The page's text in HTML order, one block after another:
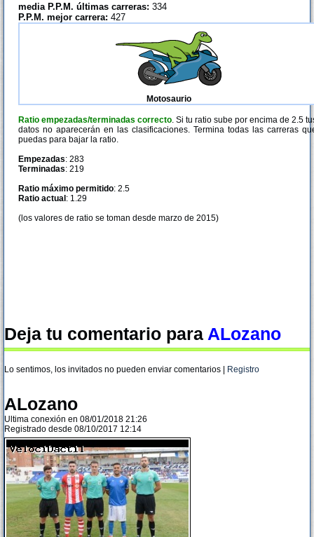
media P.P.M. últimas carreras: 334
P.P.M. mejor carrera: 427
Motosaurio
Ratio empezadas/terminadas correcto. Si tu ratio sube por encima de 2.5
datos no aparecerán en las clasificaciones. Termina todas las carreras
puedas para bajar la ratio.
Empezadas: 283
Terminadas: 219
Ratio máximo permitido: 2.5
Ratio actual : 1.29
(los valores de ratio se toman desde marzo de 2015)
Deja tu comentario para ALozano
Lo sentimos, los invitados no pueden enviar comentarios | Registro
ALozano
Ultima conexión en 08/01/2018 21:26
Registrado desde 08/10/2017 12:14